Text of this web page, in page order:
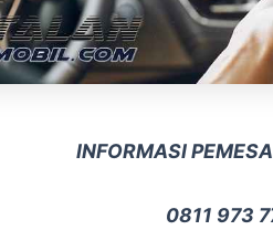
INFORMASI
0811 973